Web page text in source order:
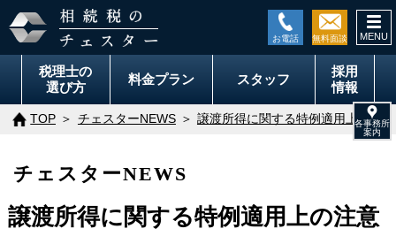
税理士の
選び方
料金プラン スタッフ
採用
情報
TOP チェスターNEWS 譲渡所得に関する特例適用上の注
チェスターNEWS
譲渡所得に関する特例適用上の注意